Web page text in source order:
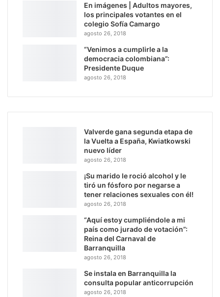
En imágenes | Adultos mayores,
los principales votantes en el
colegio Sofía Camargo
agosto 26, 2018
“Venimos a cumplirle a la
democracia colombiana”:
Presidente Duque
agosto 26, 2018
Valverde gana segunda etapa de
la Vuelta a España, Kwiatkowski
nuevo líder
agosto 26, 2018
¡Su marido le roció alcohol y le
tiró un fósforo por negarse a
tener relaciones sexuales con él!
agosto 26, 2018
“Aquí estoy cumpliéndole a mi
país como jurado de votación”:
Reina del Carnaval de
Barranquilla
agosto 26, 2018
Se instala en Barranquilla la
consulta popular anticorrupción
agosto 26, 2018